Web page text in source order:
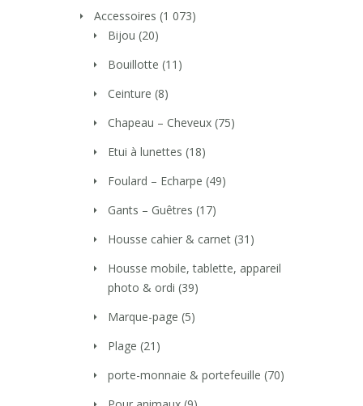
Accessoires (1 073)
Bijou (20)
Bouillotte (11)
Ceinture (8)
Chapeau – Cheveux (75)
Etui à lunettes (18)
Foulard – Echarpe (49)
Gants – Guêtres (17)
Housse cahier & carnet (31)
Housse mobile, tablette, appareil
photo & ordi (39)
Marque-page (5)
Plage (21)
porte-monnaie & portefeuille (70)